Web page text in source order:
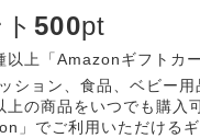
ト500pt
上「Amazonギフトカー
ション、食品、ベビー用
の商品をいつでも購入
」でご利用いただけるギ